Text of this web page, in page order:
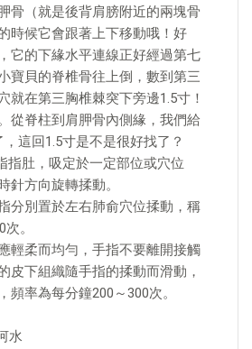
骨（就是後背肩膀附近的兩塊骨
時候它會跟著上下移動哦！好
它的下緣水平連線正好經過第七
寶貝的脊椎骨往上倒，數到第三
就在第三胸椎棘突下旁邊1.5寸！
從脊柱到肩胛骨內側緣，我們給
這回1.5寸是不是很好找了？
指肚，吸定於一定部位或穴位
針方向旋轉揉動。
分別置於左右肺俞穴位揉動，稱
。
輕柔而均勻，手指不要離開接觸
皮下組織隨手指的揉動而滑動，
頻率為每分鐘200～300次。
水